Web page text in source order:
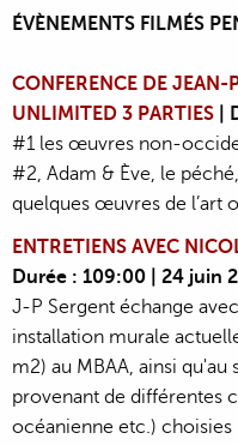
ÉVÈNEMENTS FILMÉS
CONFERENCE DE JEAN-
UNLIMITED 3 PARTIES |
#1 les œuvres non-
#2, Adam & Ève, le
quelques œuvres de l’art
ENTRETIENS AVEC
Durée : 109:00 | 24 juin
J-P Sergent échange
installation murale
m2) au MBAA, ainsi
provenant de différentes
océanienne etc.) choisies